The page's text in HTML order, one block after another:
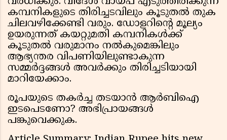
കമ്പനികളുടെ തിരിച്ചടവിലും കൂടുതൽ തുക
ചിലവഴിക്കേണ്ടി വരും. ഡോളറിന്റെ മൂല്യം
ഉയരുന്നത് കയറ്റുമതി കമ്പനികൾക്ക്
കൂടുതൽ വരുമാനം നൽകുമെങ്കിലും
ആഭ്യന്തര വിപണിയിലുണ്ടാകുന്ന
സമ്മർദ്ദങ്ങൾ അവർക്കും തിരിച്ചടിയായി
മാറിയേക്കാം.
രൂപയുടെ തകർച്ച തടയാൻ ആർബിഐ
ഇടപെടണോ? അഭിപ്രായങ്ങൾ
പങ്കുവെക്കുക.